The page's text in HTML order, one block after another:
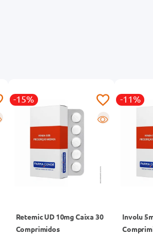
-15%
R
Retemic UD 10mg Caixa 30
Comprimidos
-11%
Involu